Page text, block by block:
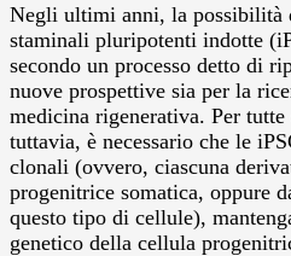
Negli ultimi anni, la possibilità
staminali pluripotenti indotte
secondo un processo detto di
nuove prospettive sia per la
medicina rigenerativa. Per
tuttavia, è necessario che le
clonali (ovvero, ciascuna
progenitrice somatica, oppure
questo tipo di cellule),
genetico della cellula